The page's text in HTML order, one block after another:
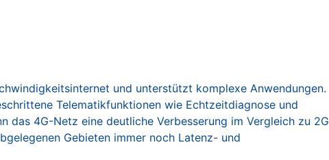
und unterstützt komplexe Anwendungen.
Telematikfunktionen wie Echtzeitdiagnose und
das 4G-Netz eine deutliche Verbesserung im Vergleich zu 2G
Gebieten immer noch Latenz- und